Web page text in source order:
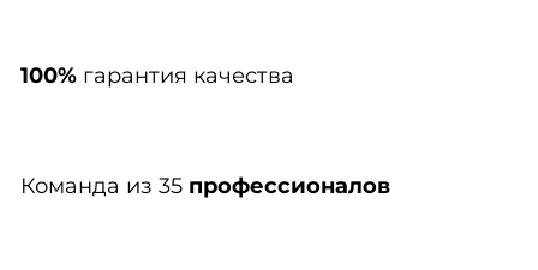
100%гарантия качества
Команда из 35 профессионалов